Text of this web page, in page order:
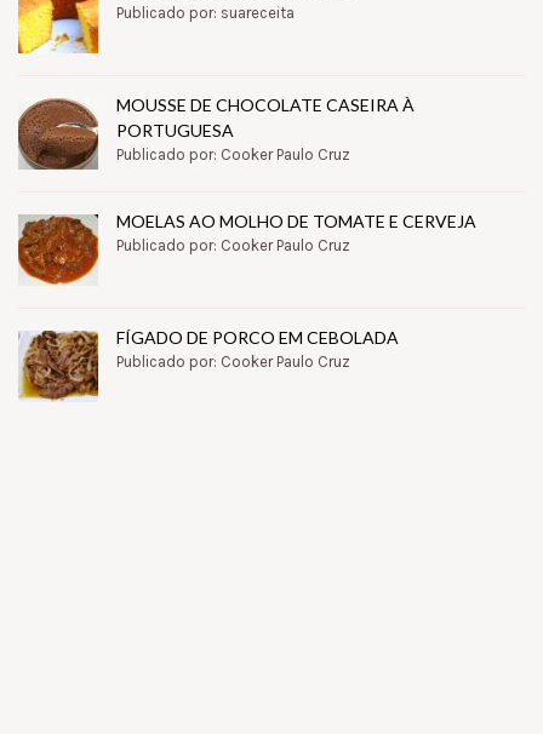
Publicado por: suareceita
MOUSSE DE CHOCOLATE CASEIRA À
PORTUGUESA
Publicado por: Cooker Paulo Cruz
MOELAS AO MOLHO DE TOMATE E CERVEJA
Publicado por: Cooker Paulo Cruz
FÍGADO DE PORCO EM CEBOLADA
Publicado por: Cooker Paulo Cruz